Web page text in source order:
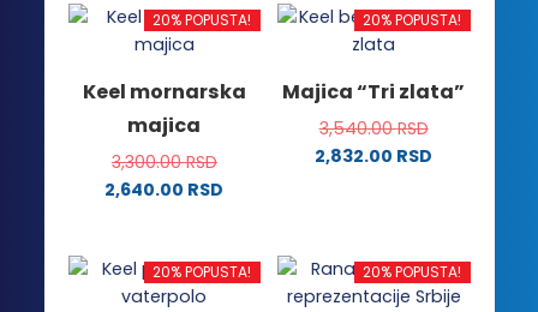
ima
više
Opcije
mogu
biti
izabrane
proizvoda.
ima
više
Opcije
mogu
biti
proizvoda.
20% POPUSTA!
Keel mornarska
majica
3,300.00RSD
2,640.00 RSD
ima
više
20% POPUSTA!
Majica “Tri zlata”
3,540.00RSD
2,832.00 RSD
više
varijanti.
20% POPUSTA! 20% POPUSTA!